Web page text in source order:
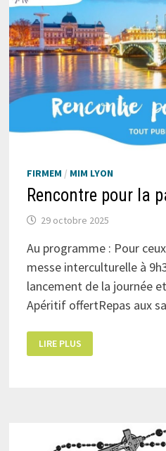
FIRMEM / MIM LYON
Rencontre pour la
29 octobre 2025
Au programme : Pour
messe interculturelle à
lancement de la journée
Apéritif offertRepas aux
POUR
LA
LIRE PLUS